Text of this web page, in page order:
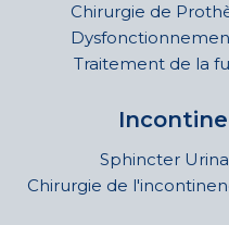
Chirurgie de
Traitement de la
Sphincter
Chirurgie de